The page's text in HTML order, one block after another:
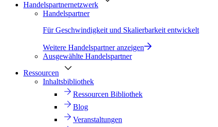
Handelspartnernetzwerk
Handelspartner
Für Geschwindigkeit und Skalierbarkeit entwickelt
Weitere Handelspartner anzeigen
Ausgewählte Handelspartner
Ressourcen
Inhaltsbibliothek
Ressourcen Bibliothek
Blog
Veranstaltungen